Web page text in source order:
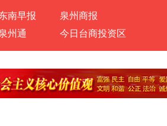
南早报
泉州商报
州通 今日台商投资区